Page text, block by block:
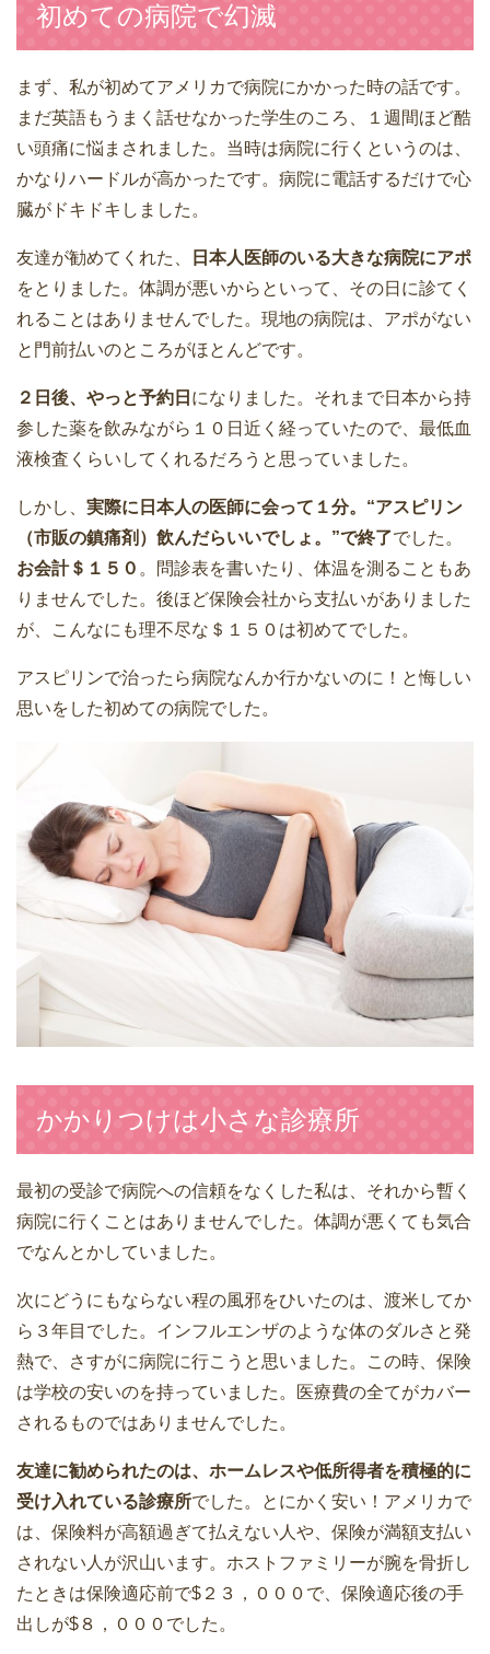
初めての病院で幻滅
まず、私が初めてアメリカで病院にかかった時の話です。
まだ英語もうまく話せなかった学生のころ、１週間ほど酷
い頭痛に悩まされました。当時は病院に行くというのは、
かなりハードルが高かったです。病院に電話するだけで心
臓がドキドキしました。
友達が勧めてくれた、
日本人医師のいる大きな病院にアポ
をとりました。体調が悪いからといって、その日に診てく
れることはありませんでした。現地の病院は、アポがない
と門前払いのところがほとんどです。
２日後、やっと予約日 になりました。それまで日本から持
参した薬を飲みながら１０日近く経っていたので、最低血
液検査くらいしてくれるだろうと思っていました。
しかし、 実際に日本人の医師に会って１分。“アスピリン
（市販の鎮痛剤）飲んだらいいでしょ。”で終了でした。
お会計＄１５０ 。問診表を書いたり、体温を測ることもあ
りませんでした。後ほど保険会社から支払いがありました
が、こんなにも理不尽な＄１５０は初めてでした。
アスピリンで治ったら病院なんか行かないのに！と悔しい
思いをした初めての病院でした。
かかりつけは小さな診療所
最初の受診で病院への信頼をなくした私は、それから暫く
病院に行くことはありませんでした。体調が悪くても気合
でなんとかしていました。
次にどうにもならない程の風邪をひいたのは、渡米してか
ら３年目でした。インフルエンザのような体のダルさと発
熱で、さすがに病院に行こうと思いました。この時、保険
は学校の安いのを持っていました。医療費の全てがカバー
されるものではありませんでした。
友達に勧められたのは、ホームレスや低所得者を積極的に
受け入れている診療所でした。とにかく安い！アメリカで
は、保険料が高額過ぎて払えない人や、保険が満額支払い
されない人が沢山います。ホストファミリーが腕を骨折し
たときは保険適応前で$２３，０００で、保険適応後の手
出しが$８，０００でした。